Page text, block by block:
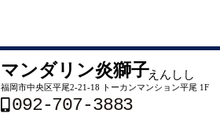
092-707-3883
福岡市中央区平尾2-21-18 トーカンマンション平尾 1F
マンダリン炎獅子えんしし